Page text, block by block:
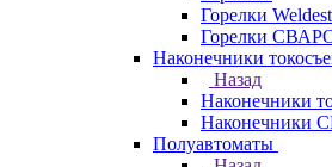
Горелки
Горелки
Наконечники
Назад
Наконечники
Наконечники
Полуавтоматы